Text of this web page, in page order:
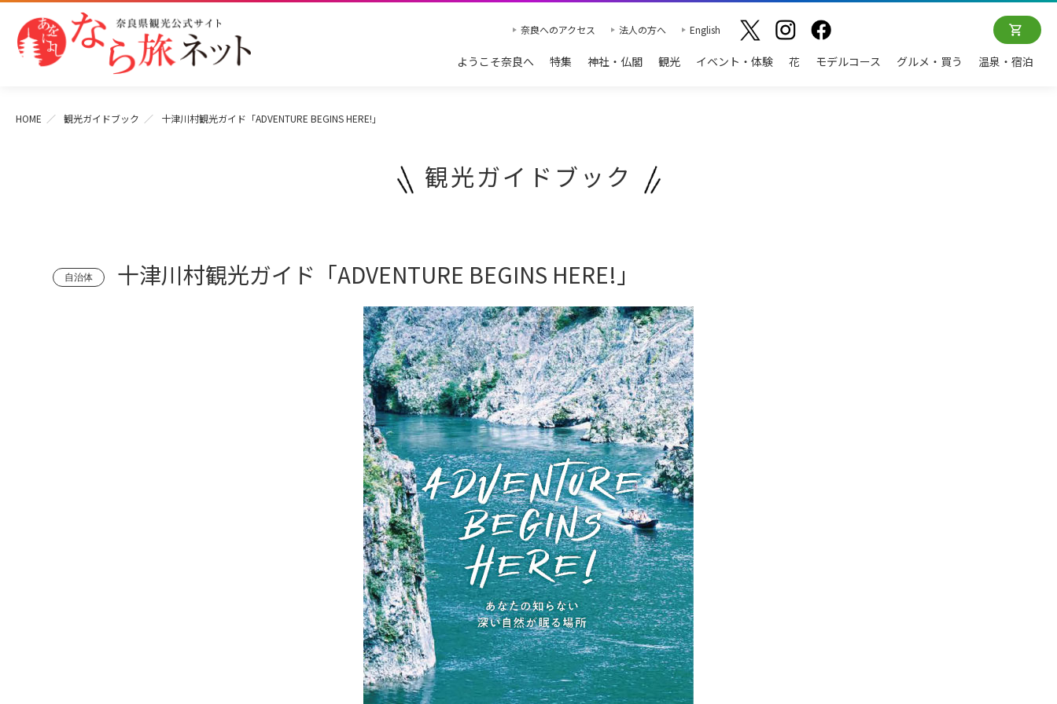
奈良へのアクセス 法人の方へ English
ようこそ奈良へ 特集 神社・仏閣 観光 イベント・体験 花 モデルコース グルメ・買う 温泉・宿泊
HOME 観光ガイドブック 十津川村観光ガイド「ADVENTURE BEGINS HERE!」
観光ガイドブック
自治体 十津川村観光ガイド「ADVENTURE BEGINS HERE!」